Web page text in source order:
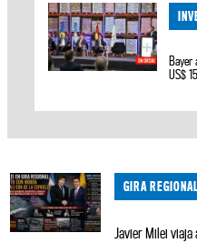
Bayer
US$
GIRA
Javier Milei